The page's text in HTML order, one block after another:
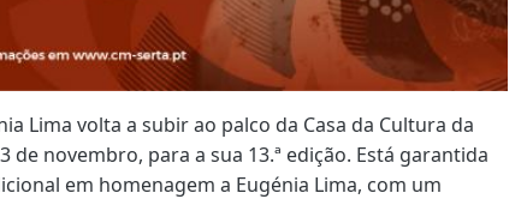
Lima volta a subir ao palco da Casa da Cultura da
de novembro, para a sua 13.ª edição. Está garantida
em homenagem a Eugénia Lima, com um